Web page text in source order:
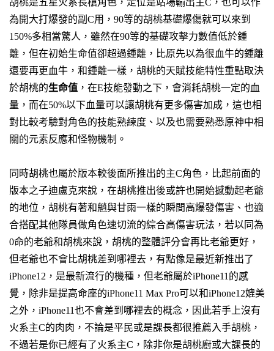
胡桃是五星火系長槍角色，定位是站場輸出主C，也可以作
為開大打爆發的副C用，90等的胡桃基礎爆傷就可以來到
150%多相當驚人，雖然在90等的基礎攻擊力數值低於鍾
離，但在初始生命值卻超過鍾離，比原先以為很血牛的鍾離
還要再更血牛，和鍾離一樣，胡桃的天賦技能特性重點取決
於胡桃的生命值 ，在E技能發動之下，會消耗胡桃一定的血
量，而在50%以下血量可以讓胡桃有更多傷害加成，這也相
對比較考驗對角色的技能熟練度、以及也需要熟悉原神中相
關的元素反應和怪物機制。
同時胡桃也屬於版本較後面所推出的主C角色，比起前面的
版本之子迪盧克來說，在胡桃推出後或許也開始撼動起老爺
的地位， 胡桃有著和魈與甘雨一樣的瞬間高爆發傷害、也適
合搭配其他隊員做角色速切流的綜合高傷害玩法 ，若以同為
0命的老爺和胡桃來說，胡桃的整體評分會再比老爺更好，
但老爺也不會比胡桃差到哪裡去，有點像是最近新推出了
iPhone12，是最新流行的機種，但老爺屬於iPhone11的感
覺，除非是提高命座的iPhone11 Max Pro可以和iPhone12媲美
之外，iPhone11也不會差到哪裡去的概念，因此若手上沒有
火系主C的肉肉，不論是平民或是課長都很推薦入手胡桃，
不過若是你已經有了火系主C，除非你是胡桃廚或大課長的